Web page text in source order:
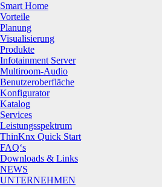
Smart Home
Vorteile
Planung
Visualisierung
Produkte
Infotainment Server
Multiroom-Audio
Benutzeroberfläche
Konfigurator
Katalog
Services
Leistungsspektrum
ThinKnx Quick Start
FAQ‘s
Downloads & Links
NEWS
UNTERNEHMEN